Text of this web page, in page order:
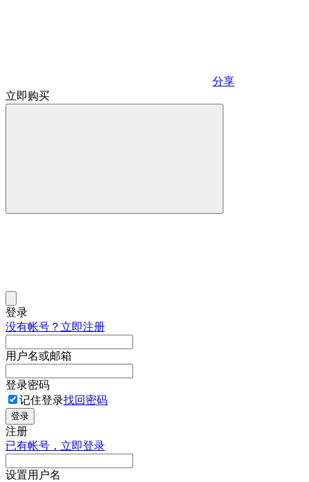
分享
立即购买
登录
没有帐号？立即注册
用户名或邮箱
登录密码
记住登录找回密码
登录
注册
已有帐号，立即登录
设置用户名